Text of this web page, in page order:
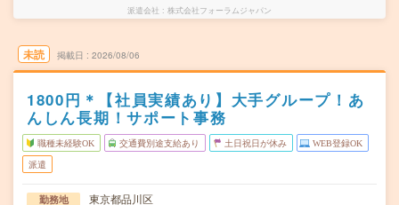
派遣会社 株式会社フォーラムジャパン
未読 掲載日 2026/08/06
1800円＊【社員実績あり】大手グループ！あ
んしん長期！サポート事務
職種未経験OK 交通費別途支給あり 土日祝日が休み WEB登録OK
派遣
勤務地 東京都品川区